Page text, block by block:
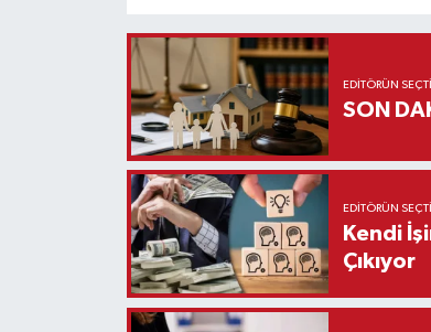
EDITÖRÜN
EDITÖRÜN
Kendi
Çıkıyor